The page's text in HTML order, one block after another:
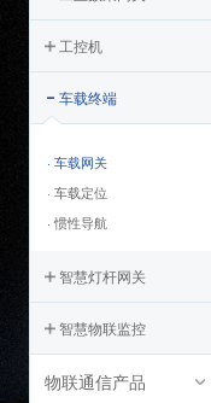
工控机
车载终端
· 车载网关
· 车载定位
· 惯性导航
智慧灯杆网关
智慧物联监控
物联通信产品